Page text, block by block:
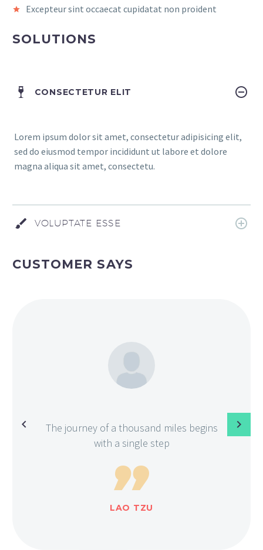
Excepteur sint occaecat cupidatat non proident
SOLUTIONS
CONSECTETUR ELIT
Lorem ipsum dolor sit amet, consectetur adipisicing elit,
sed do eiusmod tempor incididunt ut labore et dolore
magna aliqua sit amet, consectetu.
VOLUPTATE ESSE
CUSTOMER SAYS
LAO TZU
The journey of a thousand miles begins
with a single step